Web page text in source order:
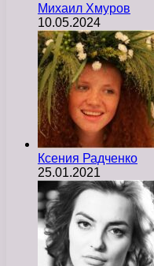
Михаил Хмуров
10.05.2024
Ксения Радченко
25.01.2021